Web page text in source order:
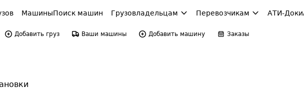
МашиныПоиск машин Грузовладельцам Перевозчикам АТИ-Доки
Добавить груз Ваши машины Добавить машину Заказы